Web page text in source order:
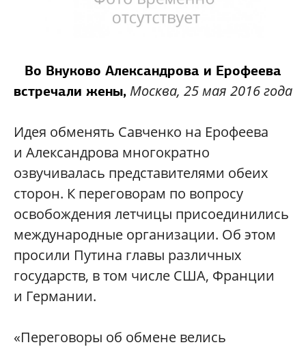
Во Внуково Александрова и Ерофеева
встречали жены, Москва, 25 мая 2016 года
Идея обменять Савченко на Ерофеева
и Александрова многократно
озвучивалась представителями обеих
сторон. К переговорам по вопросу
освобождения летчицы присоединились
международные организации. Об этом
просили Путина главы различных
государств, в том числе США, Франции
и Германии.
«Переговоры об обмене велись